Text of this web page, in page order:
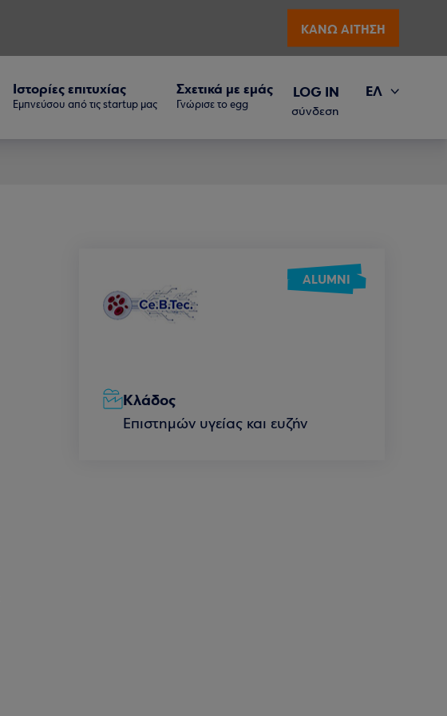
ΚΑΝΩ ΑΙΤΗΣΗ
Ιστορίες επιτυχίας
Εμπνεύσου από τις startup μας
Σχετικά με εμάς
Γνώρισε το egg
LOG IN
σύνδεση
ΕΛ
ALUMNI
Κλάδος
Επιστημών υγείας και ευζήν